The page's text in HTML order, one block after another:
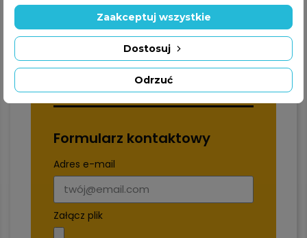
+48 22 228 72 89
+48 570 507 070
Formularz kontaktowy
Adres e-mail
Załącz plik
Odrzuć
Dostosuj
Zaakceptuj wszystkie